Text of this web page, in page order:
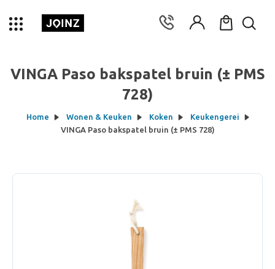
VINGA Paso bakspatel bruin (± PMS
728)
Home Wonen & Keuken Koken
Keukengerei
VINGA Paso bakspatel bruin (± PMS 728)